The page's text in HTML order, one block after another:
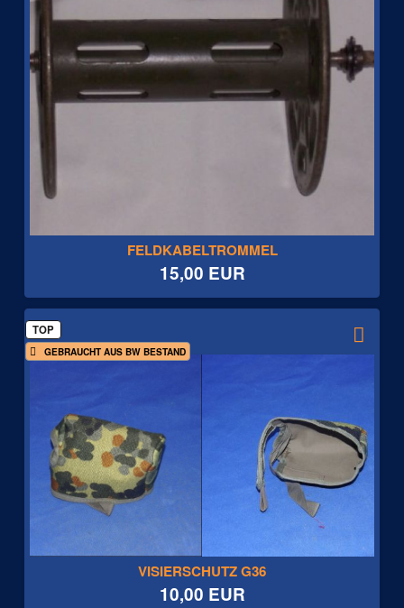
FELDKABELTROMMEL
15,00 EUR
TOP
GEBRAUCHT AUS BW BESTAND
VISIERSCHUTZ G36
10,00 EUR